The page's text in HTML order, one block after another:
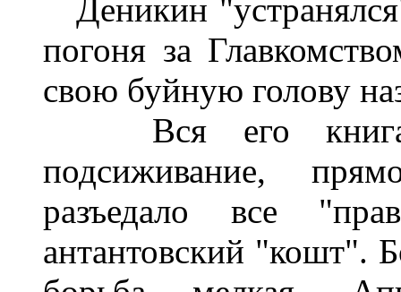
Деникин
погоня за
свою буйную голову
Вся его книга
подсиживание,
разъедало все
антантовский "кошт".